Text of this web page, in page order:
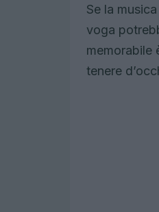
Se la
voga
memorabile
tenere